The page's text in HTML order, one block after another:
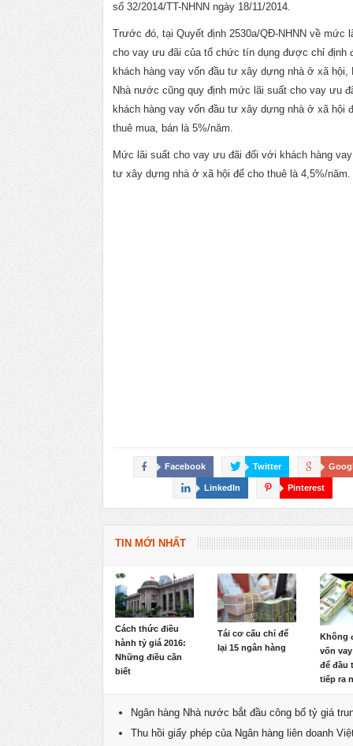
số 32/2014/TT-NHNN ngày 18/11/2014.
Trước đó, tại Quyết định 2530a/QĐ-NHNN về mức
cho vay ưu đãi của tổ chức tín dụng được chỉ định
khách hàng vay vốn đầu tư xây dựng nhà ở xã hội,
Nhà nước cũng quy định mức lãi suất cho vay ưu
khách hàng vay vốn đầu tư xây dựng nhà ở xã hội
thuê mua, bán là 5%/năm.
Mức lãi suất cho vay ưu đãi đối với khách hàng
tư xây dựng nhà ở xã hội để cho thuê là 4,5%/năm.
Facebook Twitter
LinkedIn Pinterest
TIN MỚI NHẤT
Cách thức điều
hành tỷ giá 2016:
Những điều cần
biết
Tái cơ cấu chỉ để
lại 15 ngân hàng
Không
vốn
để đầu
tiếp ra
Ngân hàng Nhà nước bắt đầu công bố tỷ giá
Thu hồi giấy phép của Ngân hàng liên doanh